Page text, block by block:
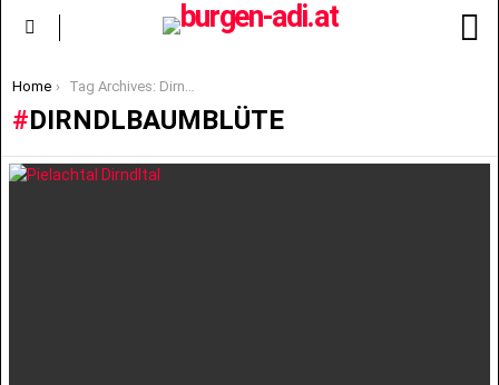
You are here:
Home Tag Archives: Dirndlbaumblüte
DIRNDLBAUMBLÜTE